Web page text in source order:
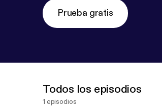
Prueba gratis
Todos los episodios
1 episodios